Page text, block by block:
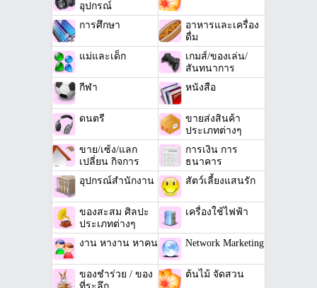
อุปกรณ์
การศึกษา
อาหารและเครื่อง
ดื่ม
แม่และเด็ก
เกมส์/ของเล่น/
สันทนาการ
กีฬา
หนังสือ
ดนตรี
ขายส่งสินค้า
ประเภทต่างๆ
ขาย/เซ้ง/แลก
เปลี่ยน กิจการ
การเงิน การ
ธนาคาร
อุปกรณ์สำนักงาน
สัตว์เลี้ยงแสนรัก
ของสะสม ศิลปะ
ประเภทต่างๆ
เครื่องใช้ไฟฟ้า
งาน หางาน หาคน Network Marketing
ของชำร่วย / ของ
ต้นไม้ จัดสวน